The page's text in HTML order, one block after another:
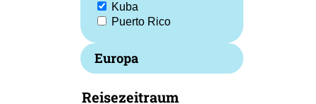
Kuba
Puerto Rico
Europa
Reisezeitraum